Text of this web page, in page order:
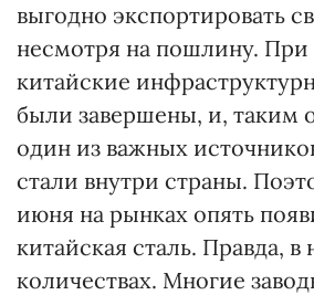
выгодно экспортировать
несмотря на пошлину.
китайские
были завершены, и, таким
один из важных
стали внутри страны.
июня на рынках опять
китайская сталь. Правда,
количествах. Многие